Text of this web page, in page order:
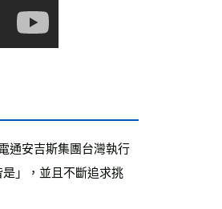
通安吉斯集團台灣執行
」，並且不斷追求挑